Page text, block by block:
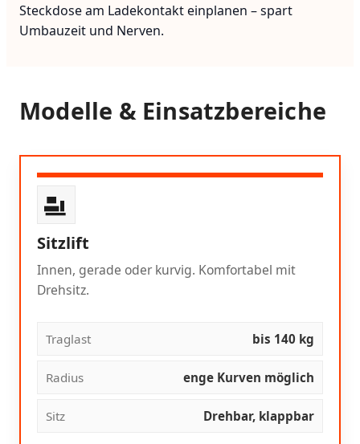
Steckdose am Ladekontakt einplanen – spart
Umbauzeit und Nerven.
Modelle & Einsatzbereiche
Sitzlift
Innen, gerade oder kurvig. Komfortabel mit
Drehsitz.
Traglast bis 140 kg
Radius enge Kurven möglich
Sitz Drehbar, klappbar